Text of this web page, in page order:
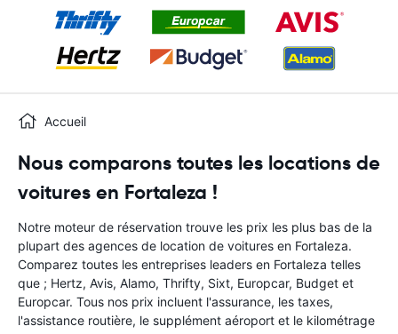
Accueil
Nous comparons toutes les locations de
voitures en Fortaleza !
Notre moteur de réservation trouve les prix les plus bas de la
plupart des agences de location de voitures en Fortaleza.
Comparez toutes les entreprises leaders en Fortaleza telles
que ; Hertz, Avis, Alamo, Thrifty, Sixt, Europcar, Budget et
Europcar. Tous nos prix incluent l'assurance, les taxes,
l'assistance routière, le supplément aéroport et le kilométrage